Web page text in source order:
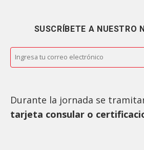
SUSCRÍBETE A NUESTRO
Durante la jornada se
tarjeta consular o